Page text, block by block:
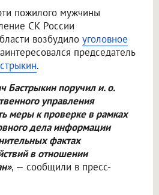
пожилого мужчины
СК России
возбудило уголовное
председатель
.
Бастрыкин поручил и. о.
управления
меры к проверке в рамках
дела информации
фактах
в отношении
, — сообщили в пресс-